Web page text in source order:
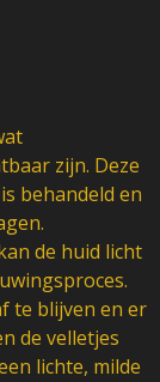
zijn. Deze
behandeld en
de huid licht
te blijven en er
de velletjes
lichte, milde